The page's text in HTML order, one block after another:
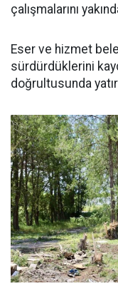
çalışmalarını
Eser ve hizmet
sürdürdüklerini
doğrultusunda